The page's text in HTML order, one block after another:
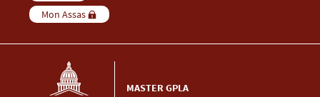
Mon Assas
MASTER GPLA